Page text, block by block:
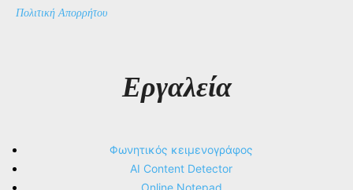
Πολιτική Απορρήτου
Εργαλεία
Φωνητικός κειμενογράφος
AI Content Detector
Online Notepad